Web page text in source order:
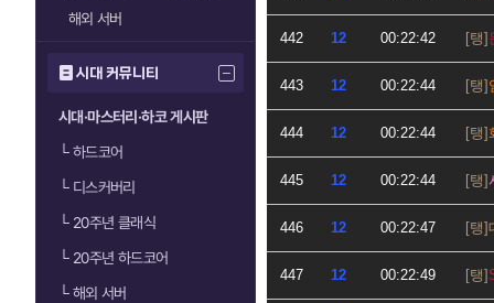
해외 서버
시대 커뮤니티
시대·마스터리·하코 게시판
└하드코어
└디스커버리
└20주년 클래식
└20주년 하드코어
└해외 서버
442 12 00:22:42
443 12 00:22:44
444 12 00:22:44
445 12 00:22:44
446 12 00:22:47
447 12 00:22:49